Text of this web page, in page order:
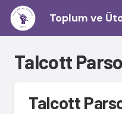
Toplum ve
Talcott
Talcott